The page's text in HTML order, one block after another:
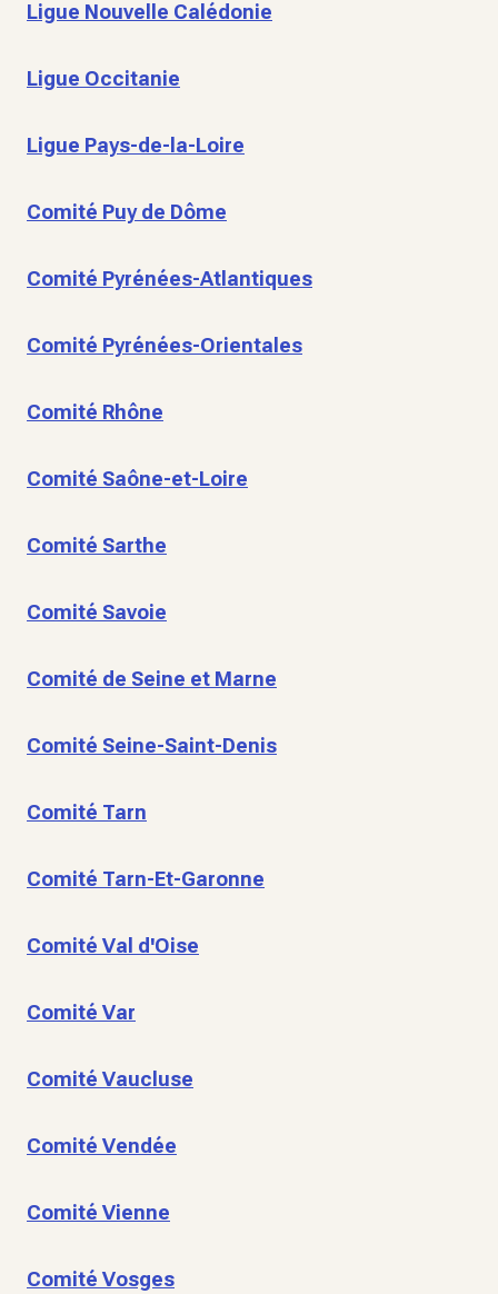
Ligue Nouvelle Calédonie
Ligue Occitanie
Ligue Pays-de-la-Loire
Comité Puy de Dôme
Comité Pyrénées-Atlantiques
Comité Pyrénées-Orientales
Comité Rhône
Comité Saône-et-Loire
Comité Sarthe
Comité Savoie
Comité de Seine et Marne
Comité Seine-Saint-Denis
Comité Tarn
Comité Tarn-Et-Garonne
Comité Val d'Oise
Comité Var
Comité Vaucluse
Comité Vendée
Comité Vienne
Comité Vosges